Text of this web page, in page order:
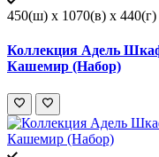
450(ш) x 1070(в) x 440(г)
Коллекция Адель
Кашемир (Набор)